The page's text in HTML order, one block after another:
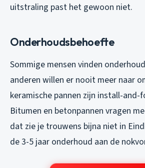
uitstraling past het gewoon niet.
Onderhoudsbehoefte
Sommige mensen vinden
anderen willen er nooit meer naar
keramische pannen zijn install-
Bitumen en betonpannen vragen
dat zie je trouwens bijna niet in
de 3-5 jaar onderhoud aan de